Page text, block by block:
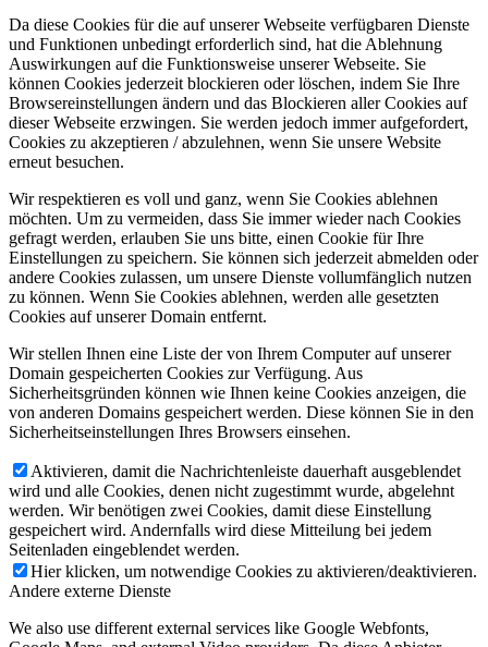
Da diese Cookies für die auf unserer Webseite verfügbaren Dienste
und Funktionen unbedingt erforderlich sind, hat die Ablehnung
Auswirkungen auf die Funktionsweise unserer Webseite. Sie
können Cookies jederzeit blockieren oder löschen, indem Sie Ihre
Browsereinstellungen ändern und das Blockieren aller Cookies auf
dieser Webseite erzwingen. Sie werden jedoch immer aufgefordert,
Cookies zu akzeptieren / abzulehnen, wenn Sie unsere Website
erneut besuchen.
Wir respektieren es voll und ganz, wenn Sie Cookies ablehnen
möchten. Um zu vermeiden, dass Sie immer wieder nach Cookies
gefragt werden, erlauben Sie uns bitte, einen Cookie für Ihre
Einstellungen zu speichern. Sie können sich jederzeit abmelden oder
andere Cookies zulassen, um unsere Dienste vollumfänglich nutzen
zu können. Wenn Sie Cookies ablehnen, werden alle gesetzten
Cookies auf unserer Domain entfernt.
Wir stellen Ihnen eine Liste der von Ihrem Computer auf unserer
Domain gespeicherten Cookies zur Verfügung. Aus
Sicherheitsgründen können wie Ihnen keine Cookies anzeigen, die
von anderen Domains gespeichert werden. Diese können Sie in den
Sicherheitseinstellungen Ihres Browsers einsehen.
Aktivieren, damit die Nachrichtenleiste dauerhaft ausgeblendet
wird und alle Cookies, denen nicht zugestimmt wurde, abgelehnt
werden. Wir benötigen zwei Cookies, damit diese Einstellung
gespeichert wird. Andernfalls wird diese Mitteilung bei jedem
Seitenladen eingeblendet werden.
Hier klicken, um notwendige Cookies zu aktivieren/deaktivieren.
Andere externe Dienste
We also use different external services like Google Webfonts,